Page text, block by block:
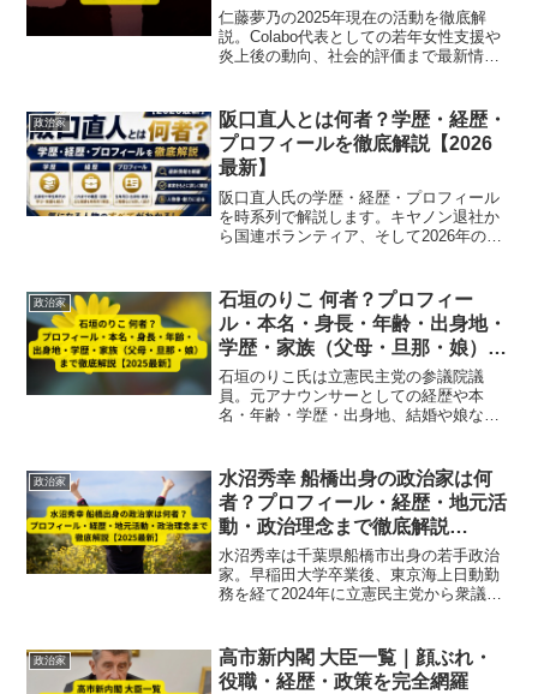
新】
仁藤夢乃の2025年現在の活動を徹底解
説。Colabo代表としての若年女性支援や
炎上後の動向、社会的評価まで最新情報
政治家
阪口直人とは何者？学歴・経歴・
プロフィールを徹底解説【2026
最新】
阪口直人氏の学歴・経歴・プロフィール
を時系列で解説します。キヤノン退社か
ら国連ボランティア、そして2026年のれ
政治家
石垣のりこ 何者？プロフィー
ル・本名・身長・年齢・出身地・
学歴・家族（父母・旦那・娘）ま
で徹底解説【2025最新】
石垣のりこ氏は立憲民主党の参議院議
員。元アナウンサーとしての経歴や本
名・年齢・学歴・出身地、結婚や娘など
政治家
水沼秀幸 船橋出身の政治家は何
者？プロフィール・経歴・地元活
動・政治理念まで徹底解説
【2025最新】
水沼秀幸は千葉県船橋市出身の若手政治
家。早稲田大学卒業後、東京海上日動勤
務を経て2024年に立憲民主党から衆議院
解説【2025最新】
政治家
高市新内閣 大臣一覧｜顔ぶれ・
役職・経歴・政策を完全網羅